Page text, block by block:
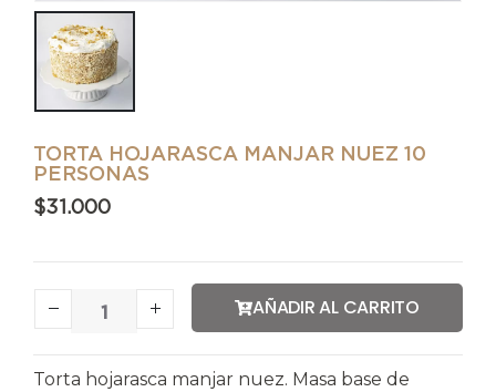
TORTA HOJARASCA MANJAR NUEZ 10
PERSONAS
$31.000
AÑADIR AL CARRITO
Torta hojarasca manjar nuez. Masa base de